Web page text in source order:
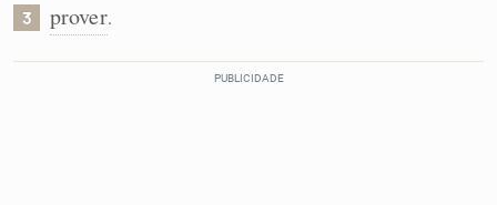
Conexões
3 prover.